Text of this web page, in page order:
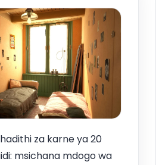
za karne ya 20
msichana mdogo wa